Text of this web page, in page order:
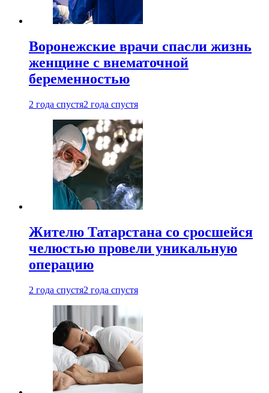
Воронежские врачи спасли жизнь
женщине с внематочной
беременностью
2 года спустя2 года спустя
Жителю Татарстана со сросшейся
челюстью провели уникальную
операцию
2 года спустя2 года спустя